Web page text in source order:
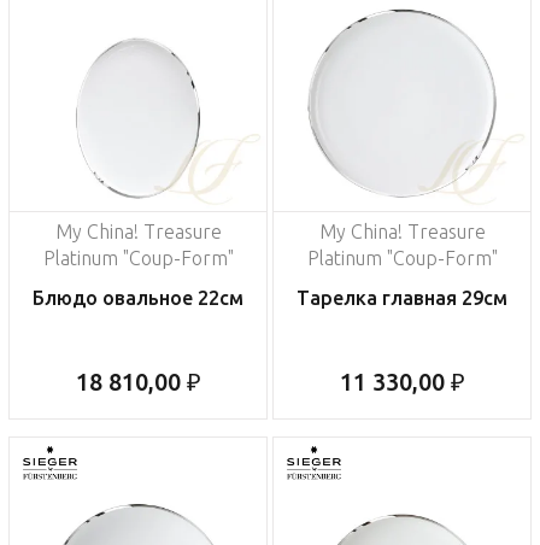
My China! Treasure
Platinum "Coup-Form"
Блюдо овальное 22см
18 810,00 ₽
My China! Treasure
Platinum "Coup-Form"
Тарелка главная 29см
11 330,00 ₽